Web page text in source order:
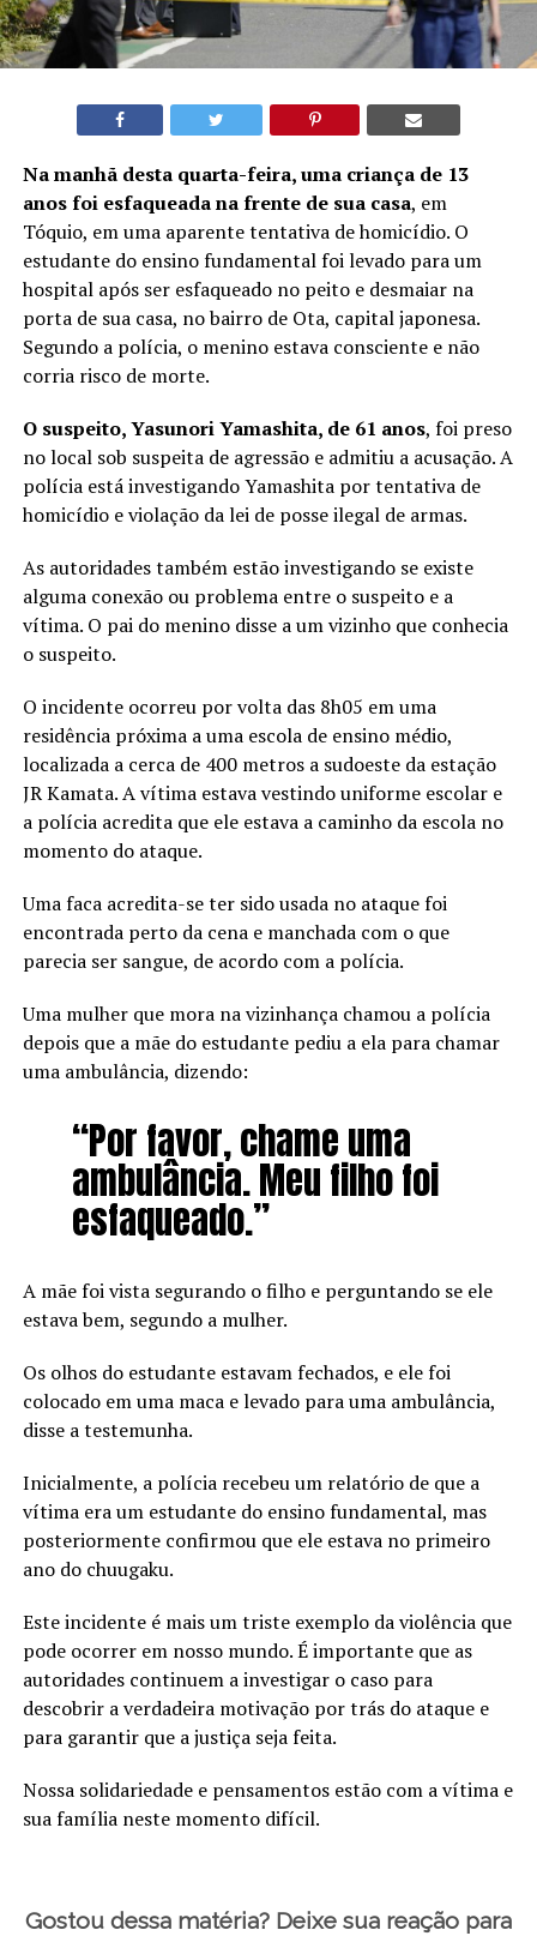
Na manhã desta quarta-feira, uma criança de 13
anos foi esfaqueada na frente de sua casa, em
Tóquio, em uma aparente tentativa de homicídio. O
estudante do ensino fundamental foi levado para um
hospital após ser esfaqueado no peito e desmaiar na
porta de sua casa, no bairro de Ota, capital japonesa.
Segundo a polícia, o menino estava consciente e não
corria risco de morte.
O suspeito, Yasunori Yamashita, de 61 anos, foi preso
no local sob suspeita de agressão e admitiu a acusação. A
polícia está investigando Yamashita por tentativa de
homicídio e violação da lei de posse ilegal de armas.
As autoridades também estão investigando se existe
alguma conexão ou problema entre o suspeito e a
vítima. O pai do menino disse a um vizinho que conhecia
o suspeito.
O incidente ocorreu por volta das 8h05 em uma
residência próxima a uma escola de ensino médio,
localizada a cerca de 400 metros a sudoeste da estação
JR Kamata. A vítima estava vestindo uniforme escolar e
a polícia acredita que ele estava a caminho da escola no
momento do ataque.
Uma faca acredita-se ter sido usada no ataque foi
encontrada perto da cena e manchada com o que
parecia ser sangue, de acordo com a polícia.
Uma mulher que mora na vizinhança chamou a polícia
depois que a mãe do estudante pediu a ela para chamar
uma ambulância, dizendo:
“Por favor, chame uma
ambulância. Meu filho foi
esfaqueado.”
A mãe foi vista segurando o filho e perguntando se ele
estava bem, segundo a mulher.
Os olhos do estudante estavam fechados, e ele foi
colocado em uma maca e levado para uma ambulância,
disse a testemunha.
Inicialmente, a polícia recebeu um relatório de que a
vítima era um estudante do ensino fundamental, mas
posteriormente confirmou que ele estava no primeiro
ano do chuugaku.
Este incidente é mais um triste exemplo da violência que
pode ocorrer em nosso mundo. É importante que as
autoridades continuem a investigar o caso para
descobrir a verdadeira motivação por trás do ataque e
para garantir que a justiça seja feita.
Nossa solidariedade e pensamentos estão com a vítima e
sua família neste momento difícil.
Gostou dessa matéria? Deixe sua reação para